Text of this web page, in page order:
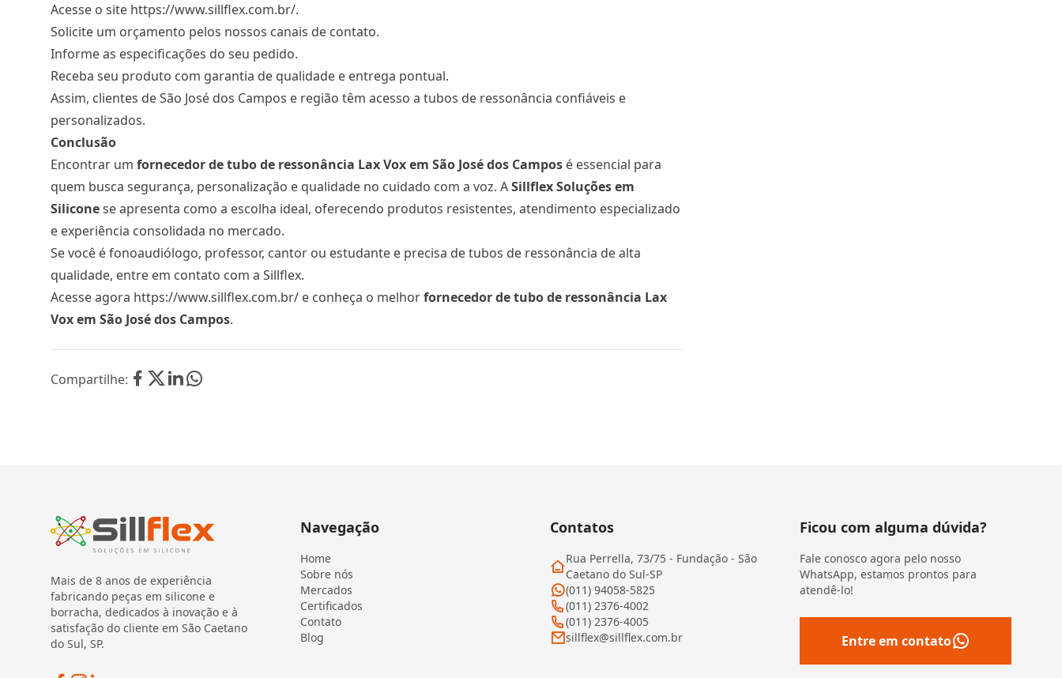
Acesse o site https://www.sillflex.com.br/.
Solicite um orçamento pelos nossos canais de contato.
Informe as especificações do seu pedido.
Receba seu produto com garantia de qualidade e entrega pontual.
Assim, clientes de São José dos Campos e região têm acesso a tubos de ressonância confiáveis e
personalizados.
Conclusão
Encontrar um fornecedor de tubo de ressonância Lax Voxem São José dos Campos é essencial para
quem busca segurança, personalização e qualidade no cuidado com a voz. ASillflex Soluções em
Siliconese apresenta como a escolha ideal, oferecendo produtos resistentes, atendimento especializado
e experiência consolidada no mercado.
Se você é fonoaudiólogo, professor, cantor ou estudante e precisa de tubos de ressonância de alta
qualidade, entre em contato com a Sillflex.
Acesse agora https://www.sillflex.com.br/ e conheça o melhorfornecedor de tubo de ressonância Lax
Voxem São José dos Campos.
Compartilhe:
Mais de 8 anos de experiência
fabricando peças em silicone e
borracha, dedicados à inovação e à
satisfação do cliente em São Caetano
do Sul, SP.
Navegação
Home
Sobre nós
Mercados
Certificados
Contato
Blog
Contatos
Rua Perrella, 73/75 - Fundação - São
Caetano do Sul-SP
(011) 94058-5825
(011) 2376-4002
(011) 2376-4005
sillflex@sillflex.com.br
Ficou com alguma dúvida?
Fale conosco agora pelo nosso
WhatsApp, estamos prontos para
atendê-lo!
Entre em contato